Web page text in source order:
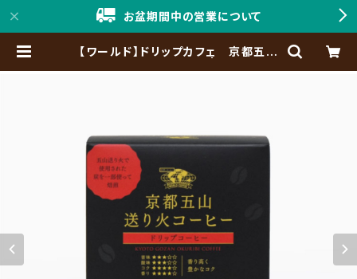
お盆期間中の営業について
【ワールド】ドリップカフェ 京都五山